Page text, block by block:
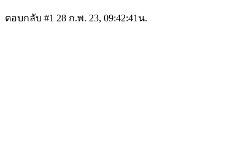
ตอบกลับ #1 28 ก.พ. 23, 09:42:41น.